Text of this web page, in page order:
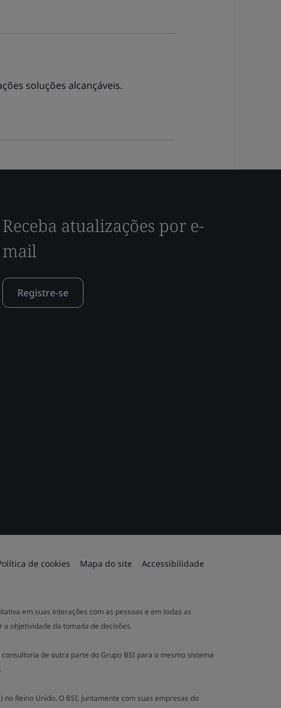
soluções alcançáveis.
Receba atualizações por e-
mail
Registre-se
de cookies Mapa do site Accessibilidade
em suas interações com as pessoas e em todas as
objetividade da tomada de decisões.
de outra parte do Grupo BSI para o mesmo sistema
Reino Unido. O BSI, juntamente com suas empresas do